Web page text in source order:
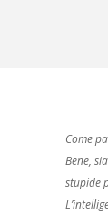
Come
Bene,
stupide